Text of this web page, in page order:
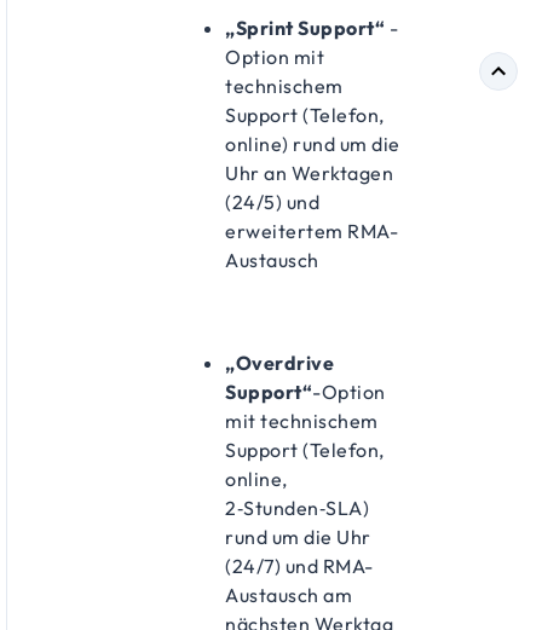
„Sprint Support“ -
Option mit
technischem
Support (Telefon,
online) rund um die
Uhr an Werktagen
(24/5) und
erweitertem RMA-
Austausch
„Overdrive
Support“-Option
mit technischem
Support (Telefon,
online,
2‑Stunden‑SLA)
rund um die Uhr
(24/7) und RMA-
Austausch am
nächsten Werktag